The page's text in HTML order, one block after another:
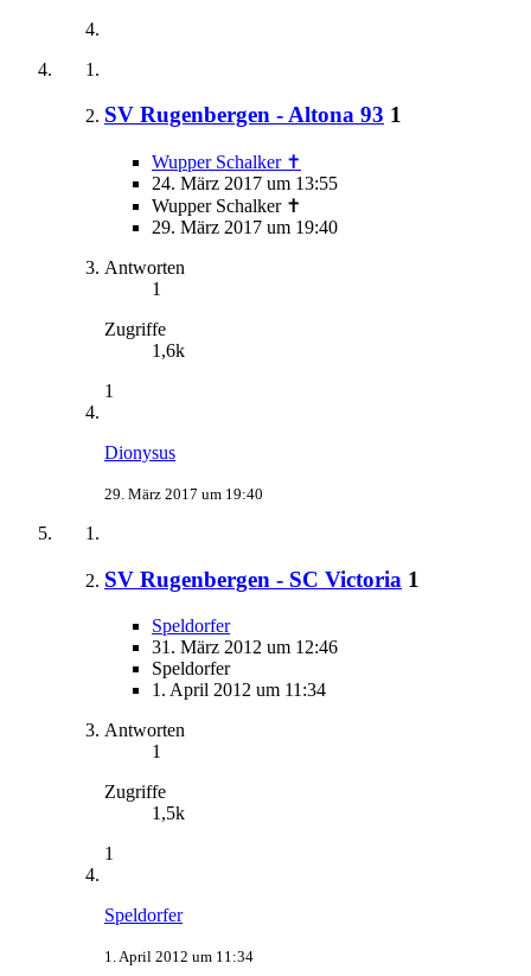
SV Rugenbergen - Altona 93 1
Wupper Schalker ✝
24. März 2017 um 13:55
Wupper Schalker ✝
29. März 2017 um 19:40
Antworten
1
Zugriffe
1,6k
1
Dionysus
29. März 2017 um 19:40
SV Rugenbergen - SC Victoria 1
Speldorfer
31. März 2012 um 12:46
Speldorfer
1. April 2012 um 11:34
Antworten
1
Zugriffe
1,5k
1
Speldorfer
1. April 2012 um 11:34